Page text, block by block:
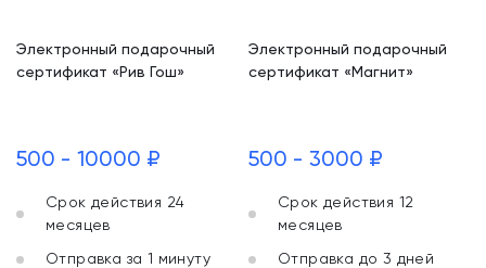
Электронный подарочный
сертификат «Рив Гош»
500 - 10000 ₽
Срок действия 24
месяцев
Отправка за 1 минуту
Электронный подарочный
сертификат «Магнит»
500 - 3000 ₽
Срок действия 12
месяцев
Отправка до 3 дней